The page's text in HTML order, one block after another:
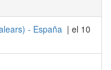
) - España | el 10